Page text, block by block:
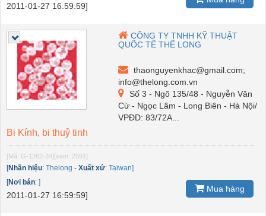
2011-01-27 16:59:59]
CÔNG TY TNHH KỸ THUẬT
QUỐC TẾ THẾ LONG
thaonguyenkhac@gmail.com;
info@thelong.com.vn
Số 3 - Ngõ 135/48 - Nguyễn Văn
Cừ - Ngọc Lâm - Long Biên - Hà Nội/
VPĐD: 83/72A...
Bi Kính, bi thuỷ tinh
[Mã: G-1262-34][xem: 2591]
[Nhãn hiệu: Thelong - Xuất xứ: Taiwan]
[Nơi bán: ]
2011-01-27 16:59:59]
Mua hàng